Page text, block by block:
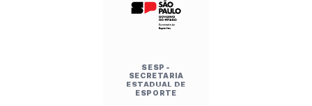
SESP -
SECRETARIA
ESTADUAL DE
ESPORTE